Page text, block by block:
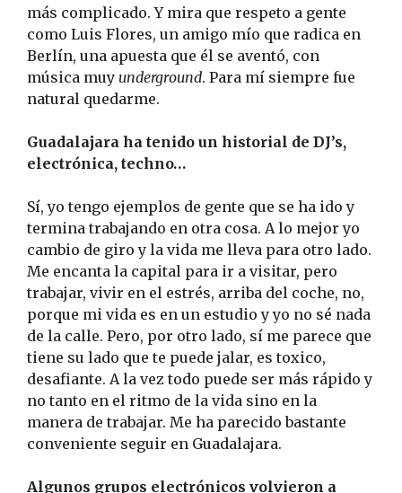
más complicado. Y mira que respeto a gente
como Luis Flores, un amigo mío que radica en
Berlín, una apuesta que él se aventó, con
música muy underground. Para mí siempre fue
natural quedarme.
Guadalajara ha tenido un historial de DJ’s,
electrónica, techno…
Sí, yo tengo ejemplos de gente que se ha ido y
termina trabajando en otra cosa. A lo mejor yo
cambio de giro y la vida me lleva para otro lado.
Me encanta la capital para ir a visitar, pero
trabajar, vivir en el estrés, arriba del coche, no,
porque mi vida es en un estudio y yo no sé nada
de la calle. Pero, por otro lado, sí me parece que
tiene su lado que te puede jalar, es toxico,
desafiante. A la vez todo puede ser más rápido y
no tanto en el ritmo de la vida sino en la
manera de trabajar. Me ha parecido bastante
conveniente seguir en Guadalajara.
Algunos grupos electrónicos volvieron a